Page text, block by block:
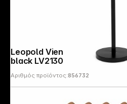
Leopold Vienna Champagne Cooler
black LV213004
Αριθμός προϊόντος:856732